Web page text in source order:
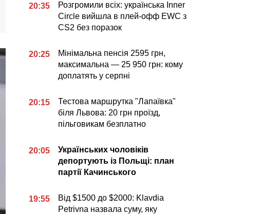
20:35
Розгромили всіх: українська Inner
Circle вийшла в плей-офф EWC з
CS2 без поразок
20:25
Мінімальна пенсія 2595 грн,
максимальна — 25 950 грн: кому
доплатять у серпні
20:15
Тестова маршрутка "Лапаївка"
біля Львова: 20 грн проїзд,
пільговикам безплатно
20:05
Українських чоловіків
депортують із Польщі: план
партії Качинського
19:55
Від $1500 до $2000: Klavdia
Petrivna назвала суму, яку